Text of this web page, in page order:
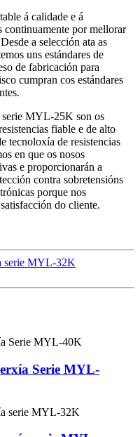
á calidade e á
continuamente por mellorar
a selección ata as
uns estándares de
de fabricación para
cumpran cos estándares
serie MYL-25K son os
fiable e de alto
tecnoloxía de resistencias
en que os nosos
e proporcionarán a
contra sobretensións
porque nos
do cliente.
serie MYL-32K
Serie MYL-